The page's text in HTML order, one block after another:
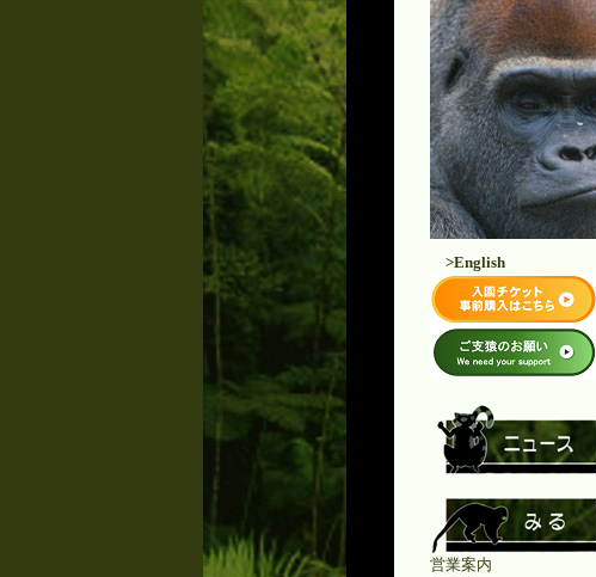
>English
営業案内